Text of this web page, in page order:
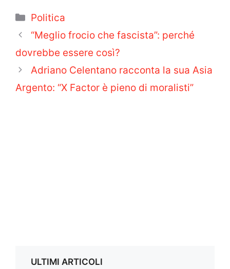
Categorie
Politica
“Meglio frocio che fascista”: perché
dovrebbe essere così?
Adriano Celentano racconta la sua Asia
Argento: “X Factor è pieno di moralisti”
ULTIMI ARTICOLI